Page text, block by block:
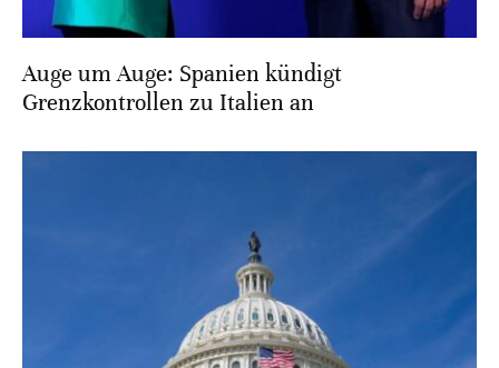
Auge um Auge: Spanien kündigt
Grenzkontrollen zu Italien an